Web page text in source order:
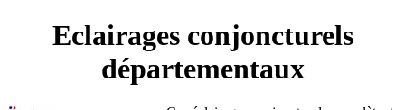
Eclairages conjoncturels
départementaux